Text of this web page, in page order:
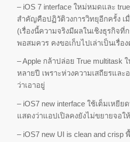
– iOS 7 interface ใหม่หมดและ
สำคัญคือปฏิวัติวงการวิทยุอีกครั้ง เมื่
(เรื่องนี้ความจริงมีผลในเชิงธุรกิจที่
พอสมควร คงขอเก็บไปเล่าเป็นเรื่อ
– Apple กล้าปล่อย True multitask
หลายปี เพราะห่วงความเสถียรแล
ว่าเอาอยู่
– iOS7 new interface ใช้เต็มเหยี
แสดงว่าแอปเปิลคงยังไม่ขยายจอใ
– iOS7 new UI is clean and crisp